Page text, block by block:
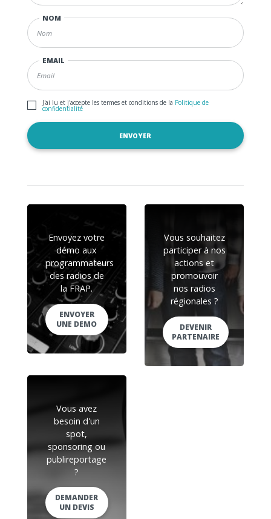
NOM
EMAIL
J'ai lu et j'accepte les termes et conditions de la Politique de
confidentialité
Envoyez votre
démo aux
programmateurs
des radios de
la FRAP.
ENVOYER
UNE DEMO
Vous souhaitez
participer à nos
actions et
promouvoir
nos radios
régionales ?
DEVENIR
PARTENAIRE
Vous avez
besoin d'un
spot,
sponsoring ou
publireportage
?
DEMANDER
UN DEVIS